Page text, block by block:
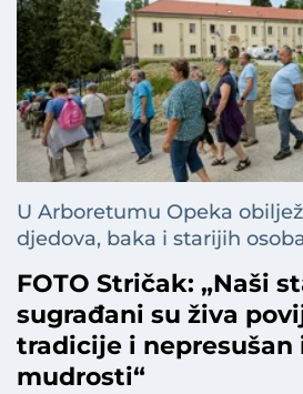
U Arboretumu Opeka
djedova, baka i starijih
FOTO Stričak: „Naši
sugrađani su živa
tradicije i nepresušan
mudrosti“